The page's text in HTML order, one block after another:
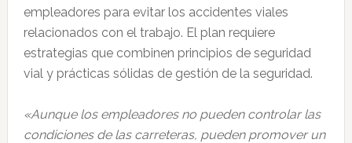
empleadores para evitar los accidentes viales
relacionados con el trabajo. El plan requiere
estrategias que combinen principios de seguridad
vial y prácticas sólidas de gestión de la seguridad.
«Aunque los empleadores no pueden controlar las
condiciones de las carreteras, pueden promover un